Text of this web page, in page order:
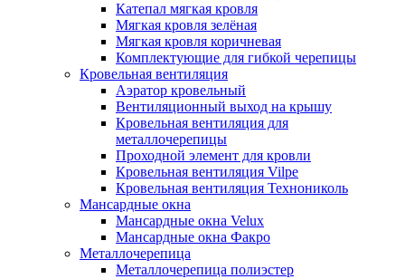
Катепал мягкая кровля
Мягкая кровля зелёная
Мягкая кровля коричневая
Комплектующие для гибкой черепицы
Кровельная вентиляция
Аэратор кровельный
Вентиляционный выход на крышу
Кровельная вентиляция для
металлочерепицы
Проходной элемент для кровли
Кровельная вентиляция Vilpe
Кровельная вентиляция Технониколь
Мансардные окна
Мансардные окна Velux
Мансардные окна Факро
Металлочерепица
Металлочерепица полиэстер